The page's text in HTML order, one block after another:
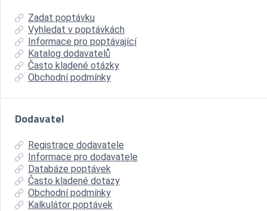
Zadat poptávku
Vyhledat v poptávkách
Informace pro poptávající
Katalog dodavatelů
Často kladené otázky
Obchodní podmínky
Dodavatel
Registrace dodavatele
Informace pro dodavatele
Databáze poptávek
Často kladené dotazy
Obchodní podmínky
Kalkulátor poptávek